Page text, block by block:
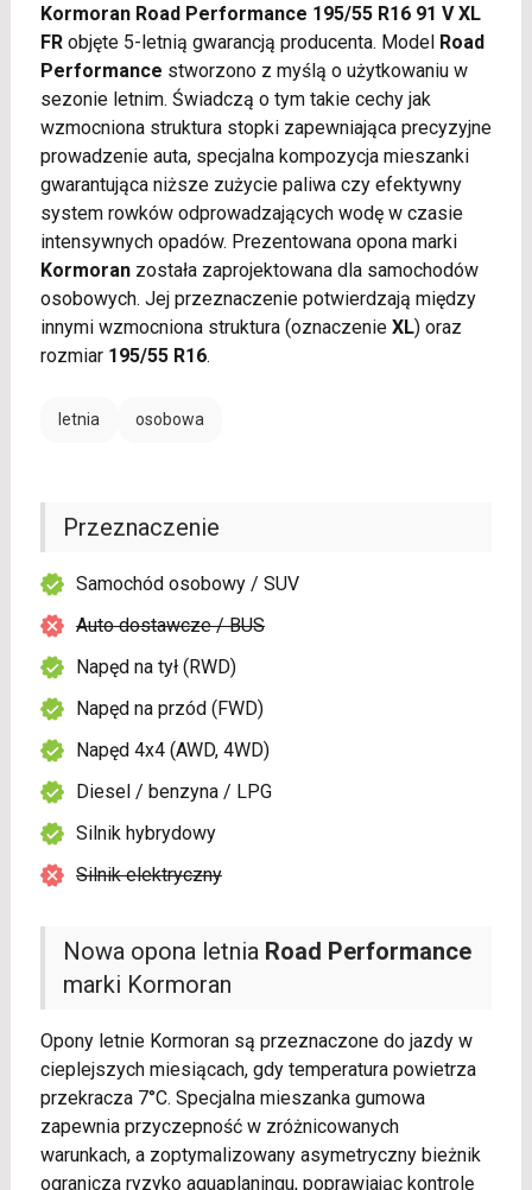
Kormoran Road Performance 195/55 R16 91 V XL
FRobjęte 5-letnią gwarancją producenta. Model Road
Performance stworzono z myślą o użytkowaniu w
sezonie letnim. Świadczą o tym takie cechy jak
wzmocniona struktura stopki zapewniająca precyzyjne
prowadzenie auta, specjalna kompozycja mieszanki
gwarantująca niższe zużycie paliwa czy efektywny
system rowków odprowadzających wodę w czasie
intensywnych opadów. Prezentowana opona marki
Kormoranzostała zaprojektowana dla samochodów
osobowych. Jej przeznaczenie potwierdzają między
innymi wzmocniona struktura (oznaczenie XL) oraz
rozmiar 195/55 R16.
letnia osobowa
Nowa opona letnia Road Performance
marki Kormoran
Opony letnie Kormoran są przeznaczone do jazdy w
cieplejszych miesiącach, gdy temperatura powietrza
przekracza 7°C. Specjalna mieszanka gumowa
zapewnia przyczepność w zróżnicowanych
warunkach, a zoptymalizowany asymetryczny bieżnik
ogranicza ryzyko aquaplaningu, poprawiając kontrolę
Przeznaczenie
Samochód osobowy / SUV
Auto dostawcze / BUS
Napęd na tył (RWD)
Napęd na przód (FWD)
Napęd 4x4 (AWD, 4WD)
Diesel / benzyna / LPG
Silnik hybrydowy
Silnik elektryczny